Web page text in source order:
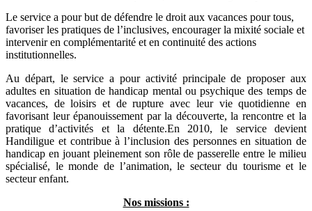
Le service a pour but de défendre le droit aux vacances pour tous,
favoriser les pratiques de l’inclusives, encourager la mixité sociale et
intervenir en complémentarité et en continuité des actions
institutionnelles.
Au départ, le service a pour activité principale de proposer aux
adultes en situation de handicap mental ou psychique des temps de
vacances, de loisirs et de rupture avec leur vie quotidienne en
favorisant leur épanouissement par la découverte, la rencontre et la
pratique d’activités et la détente.En 2010, le service devient
Handiligue et contribue à l’inclusion des personnes en situation de
handicap en jouant pleinement son rôle de passerelle entre le milieu
spécialisé, le monde de l’animation, le secteur du tourisme et le
secteur enfant.
Nos missions :